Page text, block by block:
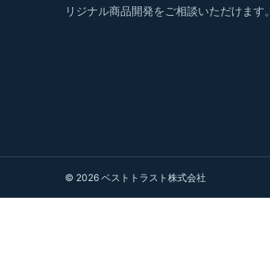
リジナル商品開発をご相談いただけます。
© 2026 ベストトラスト株式会社